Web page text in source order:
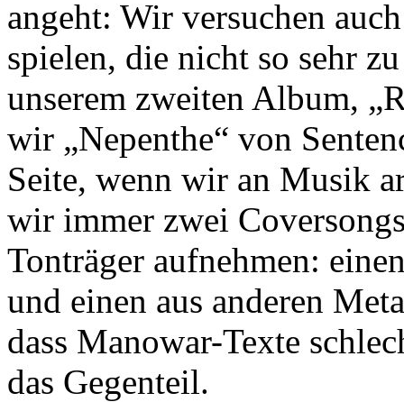
angeht: Wir versuchen
spielen, die nicht so sehr
unserem zweiten Album,
wir „Nepenthe“ von
Seite, wenn wir an Musik
wir immer zwei
Tonträger aufnehmen:
und einen aus anderen
dass Manowar-Texte
das Gegenteil.